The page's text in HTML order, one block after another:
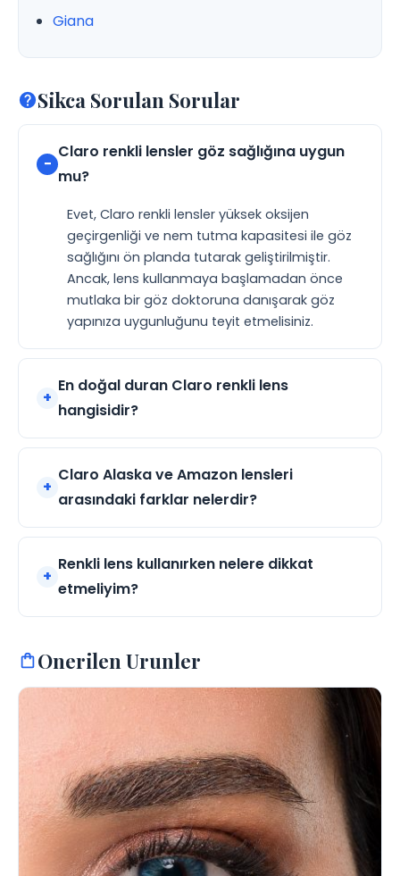
Giana
Sikca Sorulan Sorular
Claro renkli lensler göz sağlığına uygun
mu?
Evet, Claro renkli lensler yüksek oksijen
geçirgenliği ve nem tutma kapasitesi ile göz
sağlığını ön planda tutarak geliştirilmiştir.
Ancak, lens kullanmaya başlamadan önce
mutlaka bir göz doktoruna danışarak göz
yapınıza uygunluğunu teyit etmelisiniz.
En doğal duran Claro renkli lens
hangisidir?
Claro Alaska ve Amazon lensleri
arasındaki farklar nelerdir?
Renkli lens kullanırken nelere dikkat
etmeliyim?
Onerilen Urunler